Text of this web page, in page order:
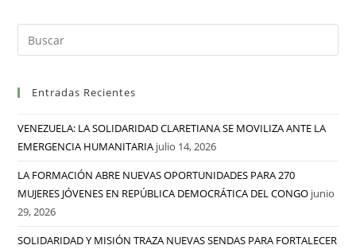
Entradas Recientes
VENEZUELA: LA SOLIDARIDAD CLARETIANA SE MOVILIZA ANTE LA
EMERGENCIA HUMANITARIA julio 14, 2026
LA FORMACIÓN ABRE NUEVAS OPORTUNIDADES PARA 270
MUJERES JÓVENES EN REPÚBLICA DEMOCRÁTICA DEL CONGO junio
29, 2026
SOLIDARIDAD Y MISIÓN TRAZA NUEVAS SENDAS PARA FORTALECER